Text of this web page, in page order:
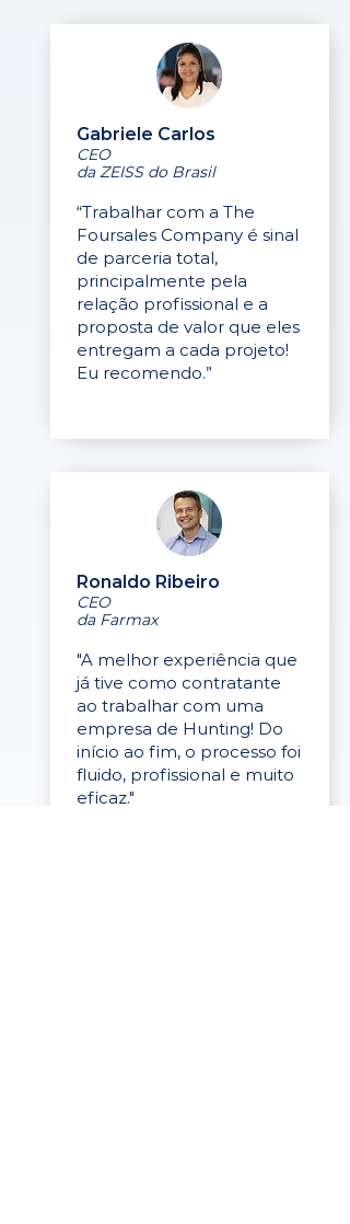
Gabriele Carlos
CEO
da ZEISS do Brasil
“Trabalhar com a The
Foursales Company é sinal
de parceria total,
principalmente pela
relação profissional e a
proposta de valor que eles
entregam a cada projeto!
Eu recomendo.”
Ronaldo Ribeiro
CEO
da Farmax
"A melhor experiência que
já tive como contratante
ao trabalhar com uma
empresa de Hunting! Do
início ao fim, o processo foi
fluido, profissional e muito
eficaz."